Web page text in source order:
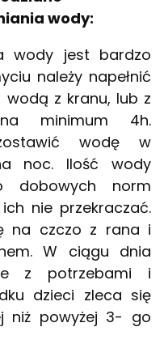
wody:
wody jest bardzo
należy napełnić
z kranu, lub z
minimum 4h.
wodę w
noc. Ilość wody
dobowych norm
nie przekraczać.
na czczo z rana i
W ciągu dnia
z potrzebami i
dzieci zleca się
niż powyżej 3- go